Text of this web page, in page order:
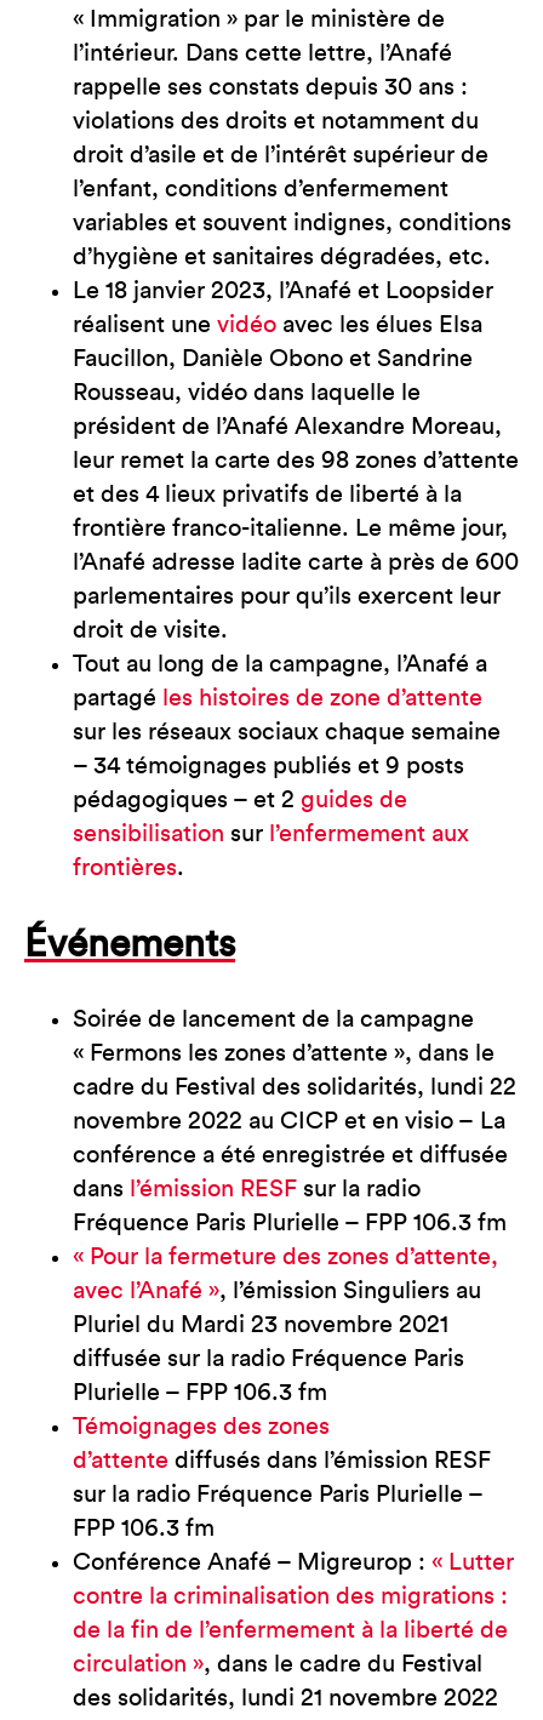
« Immigration » par le ministère de
l’intérieur. Dans cette lettre, l’Anafé
rappelle ses constats depuis 30 ans :
violations des droits et notamment du
droit d’asile et de l’intérêt supérieur de
l’enfant, conditions d’enfermement
variables et souvent indignes, conditions
d’hygiène et sanitaires dégradées, etc.
Le 18 janvier 2023, l’Anafé et Loopsider
réalisent une vidéo avec les élues Elsa
Faucillon, Danièle Obono et Sandrine
Rousseau, vidéo dans laquelle le
président de l’Anafé Alexandre Moreau,
leur remet la carte des 98 zones d’attente
et des 4 lieux privatifs de liberté à la
frontière franco-italienne. Le même jour,
l’Anafé adresse ladite carte à près de 600
parlementaires pour qu’ils exercent leur
droit de visite.
Tout au long de la campagne, l’Anafé a
partagé les histoires de zone d’attente
sur les réseaux sociaux chaque semaine
– 34 témoignages publiés et 9 posts
pédagogiques – et 2 guides de
sensibilisation sur l’enfermement aux
frontières.
Événements
Soirée de lancement de la campagne
« Fermons les zones d’attente », dans le
cadre du Festival des solidarités, lundi 22
novembre 2022 au CICP et en visio – La
conférence a été enregistrée et diffusée
dans l’émission RESF sur la radio
Fréquence Paris Plurielle – FPP 106.3 fm
« Pour la fermeture des zones d’attente,
avec l’Anafé », l’émission Singuliers au
Pluriel du Mardi 23 novembre 2021
diffusée sur la radio Fréquence Paris
Plurielle – FPP 106.3 fm
Témoignages des zones
d’attente diffusés dans l’émission RESF
sur la radio Fréquence Paris Plurielle –
FPP 106.3 fm
Conférence Anafé – Migreurop : « Lutter
contre la criminalisation des migrations :
de la fin de l’enfermement à la liberté de
circulation », dans le cadre du Festival
des solidarités, lundi 21 novembre 2022